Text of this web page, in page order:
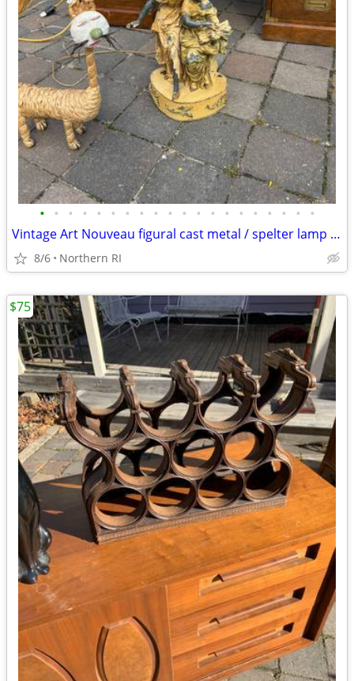
• • • • • • • • • • • • • • • • • • • •
Vintage Art Nouveau figural cast metal / spelter lamp A237
8/6 Northern RI
$75